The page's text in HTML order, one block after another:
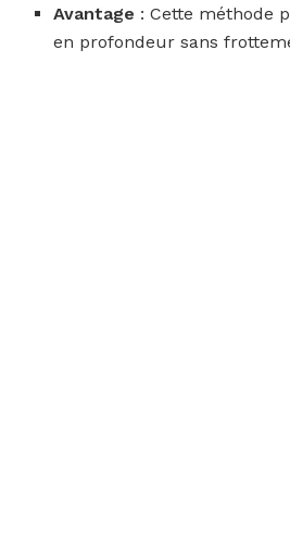
Avantage : Cette méthode
en profondeur sans